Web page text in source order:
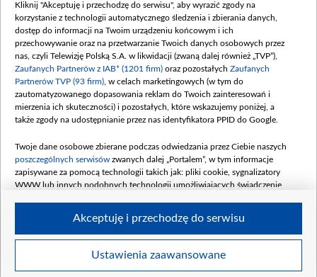
Procedura zgłoszeń wewnętrznych
Kliknij "Akceptuję i przechodzę do serwisu", aby wyrazić zgody na
korzystanie z technologii automatycznego śledzenia i zbierania danych,
dostęp do informacji na Twoim urządzeniu końcowym i ich
przechowywanie oraz na przetwarzanie Twoich danych osobowych przez
nas, czyli Telewizję Polską S.A. w likwidacji (zwaną dalej również „TVP”),
Zaufanych Partnerów z IAB* (1201 firm) oraz pozostałych Zaufanych
Partnerów TVP (93 firm) , w celach marketingowych (w tym do
zautomatyzowanego dopasowania reklam do Twoich zainteresowań i
mierzenia ich skuteczności) i pozostałych, które wskazujemy poniżej, a
także zgody na udostępnianie przez nas identyfikatora PPID do Google.
Twoje dane osobowe zbierane podczas odwiedzania przez Ciebie naszych
poszczególnych serwisów zwanych dalej „Portalem”, w tym informacje
zapisywane za pomocą technologii takich jak: pliki cookie, sygnalizatory
WWW lub innych podobnych technologii umożliwiających świadczenie
Twoje dane osobowe zbierane podczas odwiedzania przez Ciebie
Ustawienia zaawansowane
Akceptuję i przechodzę do serwisu